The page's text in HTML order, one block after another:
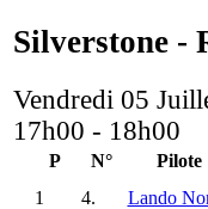
Silverstone -
Vendredi 05
17h00 - 18h00
P N° Pilote
1
4. Lando